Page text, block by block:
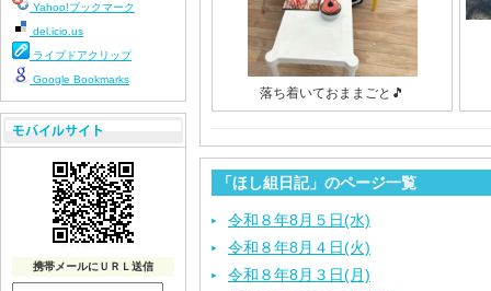
落ち着いておままごと🎵
「ほし組日記」のページ一覧
令和８年8月５日(水)
令和８年8月４日(火)
令和８年8月３日(月)
Yahoo!ブックマーク
del.icio.us
ライブドアクリップ
Google Bookmarks
携帯メールにＵＲＬ送信